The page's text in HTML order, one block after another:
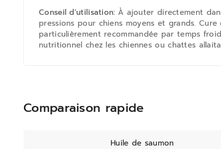
Conseil d'utilisation: À ajouter directement
pressions pour chiens moyens et grands.
particulièrement recommandée par temps
nutritionnel chez les chiennes ou chattes
Comparaison rapide
Huile de saumon